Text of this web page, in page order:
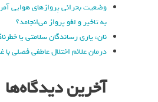
وضعیت بحرانی پروازهای هوایی
به تاخیر و لغو پرواز می‌انجامد؟
نان، یاری رساندگان سلامتی یا
درمان علائم اختلال عاطفی فصلی
آخرین دیدگاه‌ها